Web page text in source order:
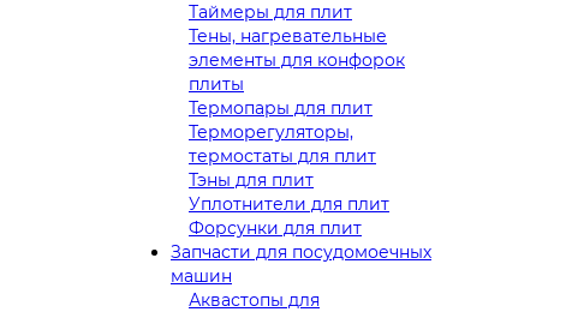
Таймеры для плит
Тены, нагревательные
элементы для конфорок
плиты
Термопары для плит
Терморегуляторы,
термостаты для плит
Тэны для плит
Уплотнители для плит
Форсунки для плит
Запчасти для посудомоечных
машин
Аквастопы для